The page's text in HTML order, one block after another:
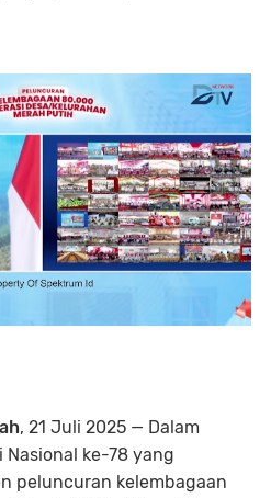
, 21 Juli 2025 — Dalam
ke-78 yang
peluncuran kelembagaan